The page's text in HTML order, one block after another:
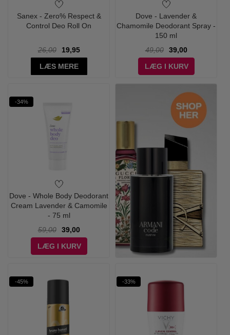
Sanex - Zero% Respect &
Control Deo Roll On
26,00
19,95
LÆS MERE
Dove - Lavender &
Chamomile Deodorant Spray -
150 ml
49,00
39,00
LÆG I KURV
-34%
Dove - Whole Body Deodorant
Cream Lavender & Camomile
- 75 ml
59,00
39,00
LÆG I KURV
-45% -33%